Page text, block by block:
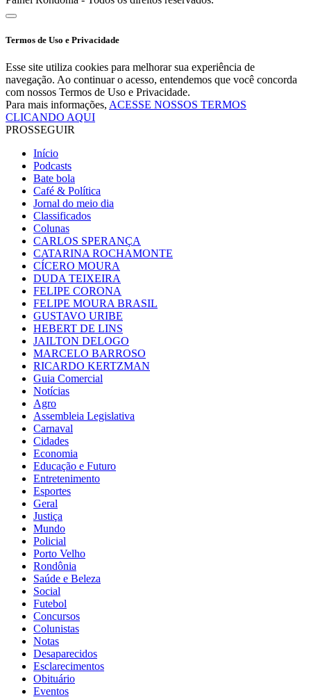
Termos de Uso e Privacidade
Esse site utiliza cookies para melhorar sua experiência de
navegação. Ao continuar o acesso, entendemos que você concorda
com nossos Termos de Uso e Privacidade.
Para mais informações, ACESSE NOSSOS TERMOS
CLICANDO AQUI
PROSSEGUIR
Início
Podcasts
Bate bola
Café & Política
Jornal do meio dia
Classificados
Colunas
CARLOS SPERANÇA
CATARINA ROCHAMONTE
CÍCERO MOURA
DUDA TEIXEIRA
FELIPE CORONA
FELIPE MOURA BRASIL
GUSTAVO URIBE
HEBERT DE LINS
JAILTON DELOGO
MARCELO BARROSO
RICARDO KERTZMAN
Guia Comercial
Notícias
Agro
Assembleia Legislativa
Carnaval
Cidades
Economia
Educação e Futuro
Entretenimento
Esportes
Geral
Justiça
Mundo
Policial
Porto Velho
Rondônia
Saúde e Beleza
Social
Futebol
Concursos
Colunistas
Notas
Desaparecidos
Esclarecimentos
Obituário
Eventos